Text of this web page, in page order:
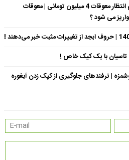
بازنشستگان تامین اجتماعی چشم انتظار معوقات 4 میلیون تومانی | معوقات
می شود ؟
تاسیان با یک کیک خاص !
| ترفندهای جلوگیری از کپک زدن آبغوره